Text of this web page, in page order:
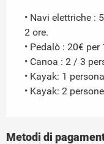
• Navi elettriche :
2 ore.
• Pedalò : 20€
• Canoa : 2 / 3
• Kayak: 1
• Kayak: 2
Metodi di